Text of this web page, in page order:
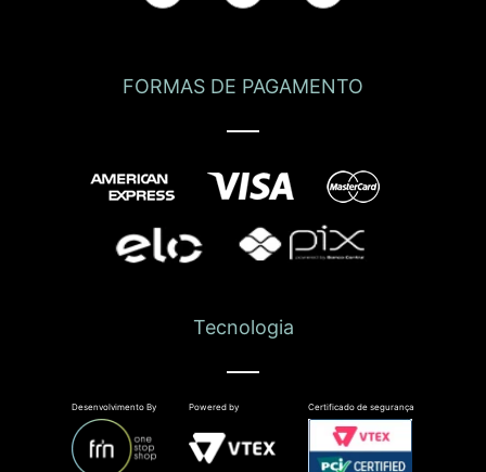
FORMAS DE PAGAMENTO
Tecnologia
Desenvolvimento By Powered by Certificado de segurança